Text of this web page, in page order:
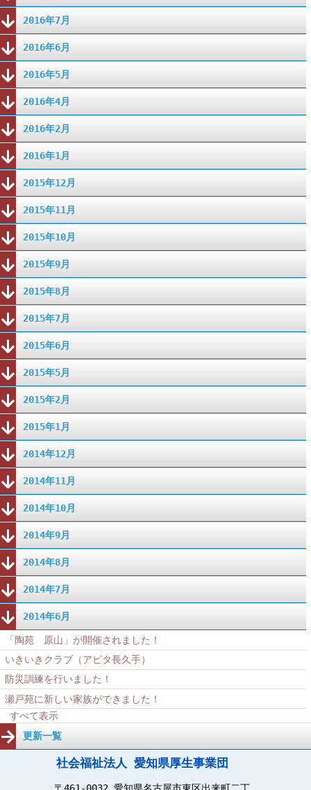
2016年7月
2016年6月
2016年5月
2016年4月
2016年2月
2016年1月
2015年12月
2015年11月
2015年10月
2015年9月
2015年8月
2015年7月
2015年6月
2015年5月
2015年2月
2015年1月
2014年12月
2014年11月
2014年10月
2014年9月
2014年8月
2014年7月
2014年6月
「陶苑 原山」が開催されました！
いきいきクラブ（アピタ長久手）
防災訓練を行いました！
瀬戸苑に新しい家族ができました！
すべて表示
更新一覧
社会福祉法人 愛知県厚生事業団
〒461-0032 愛知県名古屋市東区出来町二丁